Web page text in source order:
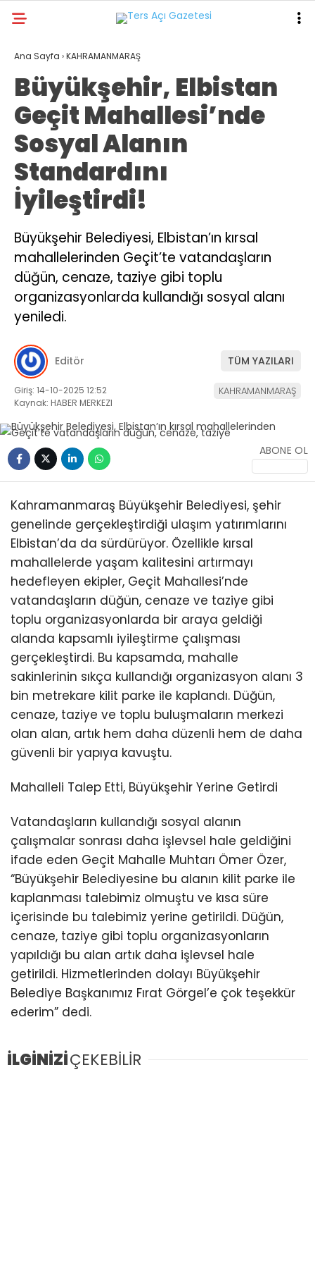
WhatsApp
İhbar Hattı
Facebook
Instagram
Youtube
GALERİ VİDEO YAZARLAR
GÜNDEM
ASAYİŞ
DÜNYA
KAHRAMANMARAŞ
SPOR
TEKNOLOJİ
DİĞER
Ana Sayfa ›KAHRAMANMARAŞ
Büyükşehir, Elbistan
Geçit Mahallesi’nde
Sosyal Alanın
Standardını
İyileştirdi!
Büyükşehir Belediyesi, Elbistan’ın kırsal
mahallelerinden Geçit’te vatandaşların
düğün, cenaze, taziye gibi toplu
organizasyonlarda kullandığı sosyal alanı
yeniledi.
Editör TÜM YAZILARI
Giriş: 14-10-2025 12:52
Kaynak: HABER MERKEZI
KAHRAMANMARAŞ
ABONE OL
Kahramanmaraş Büyükşehir Belediyesi, şehir
genelinde gerçekleştirdiği ulaşım yatırımlarını
Elbistan’da da sürdürüyor. Özellikle kırsal
mahallelerde yaşam kalitesini artırmayı
hedefleyen ekipler, Geçit Mahallesi’nde
vatandaşların düğün, cenaze ve taziye gibi
toplu organizasyonlarda bir araya geldiği
alanda kapsamlı iyileştirme çalışması
gerçekleştirdi. Bu kapsamda, mahalle
sakinlerinin sıkça kullandığı organizasyon alanı 3
bin metrekare kilit parke ile kaplandı. Düğün,
cenaze, taziye ve toplu buluşmaların merkezi
olan alan, artık hem daha düzenli hem de daha
güvenli bir yapıya kavuştu.
Mahalleli Talep Etti, Büyükşehir Yerine Getirdi
Vatandaşların kullandığı sosyal alanın
çalışmalar sonrası daha işlevsel hale geldiğini
ifade eden Geçit Mahalle Muhtarı Ömer Özer,
“Büyükşehir Belediyesine bu alanın kilit parke ile
kaplanması talebimiz olmuştu ve kısa süre
içerisinde bu talebimiz yerine getirildi. Düğün,
cenaze, taziye gibi toplu organizasyonların
yapıldığı bu alan artık daha işlevsel hale
getirildi. Hizmetlerinden dolayı Büyükşehir
Belediye Başkanımız Fırat Görgel’e çok teşekkür
ederim” dedi.
İLGİNİZİÇEKEBİLİR